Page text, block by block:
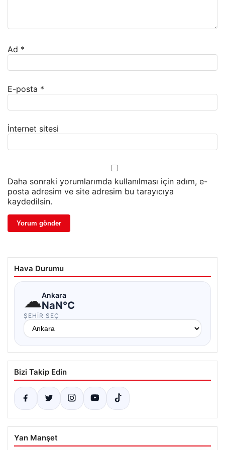
Ad *
E-posta *
İnternet sitesi
Daha sonraki yorumlarımda kullanılması için adım, e-
posta adresim ve site adresim bu tarayıcıya
kaydedilsin.
Hava Durumu
☁Ankara
NaN°C
ŞEHIR SEÇ
Bizi Takip Edin
Yan Manşet